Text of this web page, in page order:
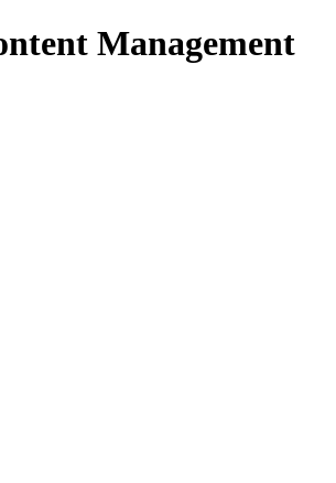
Management